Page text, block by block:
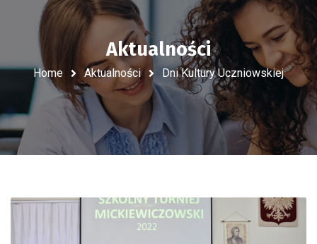
Aktualności
Home Aktualności Dni Kultury Uczniowskiej